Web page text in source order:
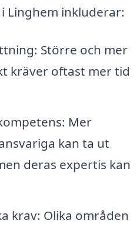
Linghem inkluderar:
Större och mer
kräver oftast mer tid
Mer
kan ta ut
deras expertis kan
krav: Olika områden